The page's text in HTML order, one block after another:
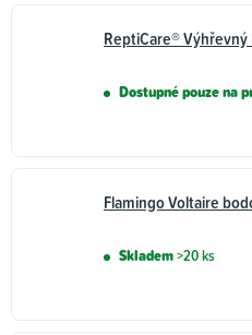
ReptiCare® Výhřevný
Dostupné pouze na
Flamingo Voltaire
Skladem>20 ks